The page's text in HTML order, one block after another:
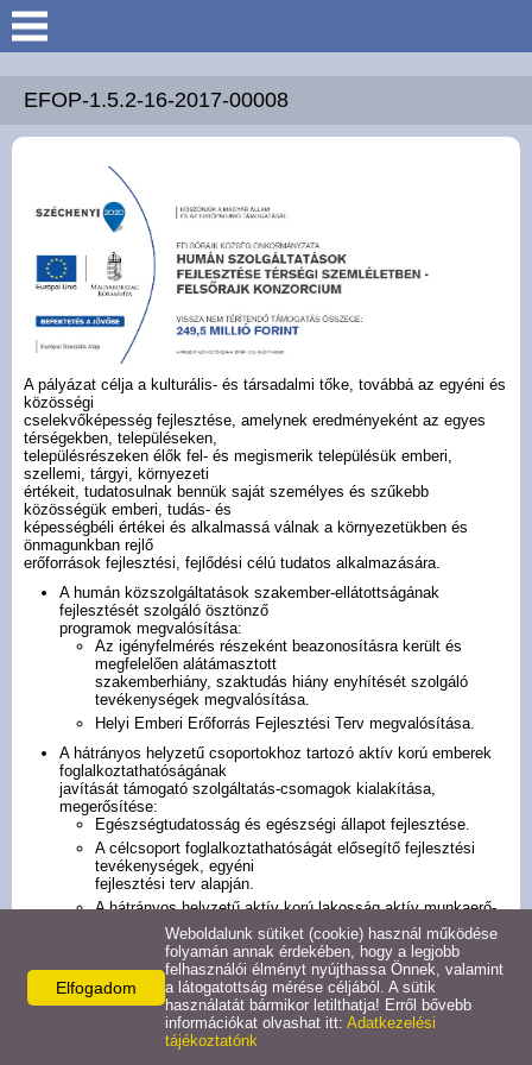
Keresés
Köszöntő
Felsőrajk
Polgármesteri Hivatal
Intézmények
Közérdekű adatok -
Felsőrajk
Galéria
Pályázatok
Választási információk -
Felsőrajk
Választási információk -
Alsórajk
Közérdekű adatok -
Alsórajk
EFOP-1.5.2-16-2017-00008
EFOP-1.5.2-16-2017-00008
A pályázat célja a kulturális- és társadalmi tőke, továbbá az egyéni és
közösségi
cselekvőképesség fejlesztése, amelynek eredményeként az egyes
térségekben, településeken,
településrészeken élők fel- és megismerik településük emberi,
szellemi, tárgyi, környezeti
értékeit, tudatosulnak bennük saját személyes és szűkebb
közösségük emberi, tudás- és
képességbéli értékei és alkalmassá válnak a környezetükben és
önmagunkban rejlő
erőforrások fejlesztési, fejlődési célú tudatos alkalmazására.
A humán közszolgáltatások szakember-ellátottságának
fejlesztését szolgáló ösztönző
programok megvalósítása:
Az igényfelmérés részeként beazonosításra került és
megfelelően alátámasztott
szakemberhiány, szaktudás hiány enyhítését szolgáló
tevékenységek megvalósítása.
Helyi Emberi Erőforrás Fejlesztési Terv megvalósítása.
A hátrányos helyzetű csoportokhoz tartozó aktív korú emberek
foglalkoztathatóságának
javítását támogató szolgáltatás-csomagok kialakítása,
megerősítése:
Egészségtudatosság és egészségi állapot fejlesztése.
A célcsoport foglalkoztathatóságát elősegítő fejlesztési
tevékenységek, egyéni
fejlesztési terv alapján.
A hátrányos helyzetű aktív korú lakosság aktív munkaerő-
piaci eszközökben való
részesedésének elősegítése.
A helyi kisközösségek társadalmi szerepének megerősítése:
Közösségfejlesztéshez, közösségépítéshez kapcsolódó
tevékenységek.
Fiatalok közösségépítése.
Elfogadom
Weboldalunk sütiket (cookie) használ működése
folyamán annak érdekében, hogy a legjobb
felhasználói élményt nyújthassa Önnek, valamint
a látogatottság mérése céljából. A sütik
használatát bármikor letilthatja! Erről bővebb
információkat olvashat itt: Adatkezelési
tájékoztatónk